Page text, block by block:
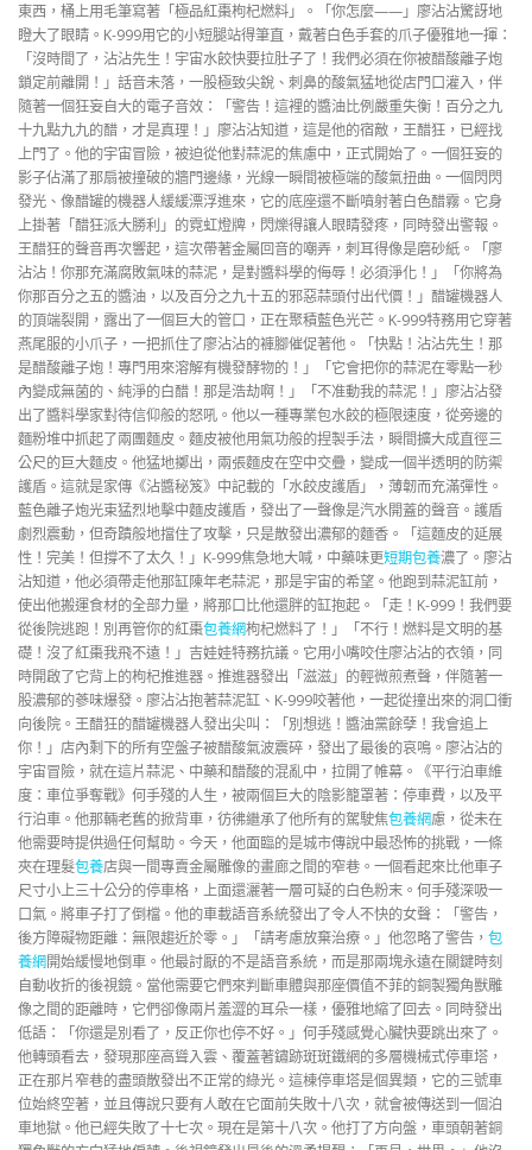
東西，桶上用毛筆寫著「極品紅棗枸杞燃料」。「你怎麼——」廖沾沾驚訝地
瞪大了眼睛。K-999用它的小短腿站得筆直，戴著白色手套的爪子優雅地一揮：
「沒時間了，沾沾先生！宇宙水餃快要拉肚子了！我們必須在你被醋酸離子炮
鎖定前離開！」話音未落，一股極致尖銳、刺鼻的酸氣猛地從店門口灌入，伴
隨著一個狂妄自大的電子音效：「警告！這裡的醬油比例嚴重失衡！百分之九
十九點九九的醋，才是真理！」廖沾沾知道，這是他的宿敵，王醋狂，已經找
上門了。他的宇宙冒險，被迫從他對蒜泥的焦慮中，正式開始了。一個狂妄的
影子佔滿了那扇被撞破的牆門邊緣，光線一瞬間被極端的酸氣扭曲。一個閃閃
發光、像醋罐的機器人緩緩漂浮進來，它的底座還不斷噴射著白色醋霧。它身
上掛著「醋狂派大勝利」的霓虹燈牌，閃爍得讓人眼睛發疼，同時發出警報。
王醋狂的聲音再次響起，這次帶著金屬回音的嘲弄，刺耳得像是磨砂紙。「廖
沾沾！你那充滿腐敗氣味的蒜泥，是對醬料學的侮辱！必須淨化！」「你將為
你那百分之五的醬油，以及百分之九十五的邪惡蒜頭付出代價！」醋罐機器人
的頂端裂開，露出了一個巨大的管口，正在聚積藍色光芒。K-999特務用它穿著
燕尾服的小爪子，一把抓住了廖沾沾的褲腳催促著他。「快點！沾沾先生！那
是醋酸離子炮！專門用來溶解有機發酵物的！」「它會把你的蒜泥在零點一秒
內變成無菌的、純淨的白醋！那是浩劫啊！」「不准動我的蒜泥！」廖沾沾發
出了醬料學家對待信仰般的怒吼。他以一種專業包水餃的極限速度，從旁邊的
麵粉堆中抓起了兩團麵皮。麵皮被他用氣功般的捏製手法，瞬間擴大成直徑三
公尺的巨大麵皮。他猛地擲出，兩張麵皮在空中交疊，變成一個半透明的防禦
護盾。這就是家傳《沾醬秘笈》中記載的「水餃皮護盾」，薄韌而充滿彈性。
藍色離子炮光束猛烈地擊中麵皮護盾，發出了一聲像是汽水開蓋的聲音。護盾
劇烈震動，但奇蹟般地擋住了攻擊，只是散發出濃郁的麵香。「這麵皮的延展
性！完美！但撐不了太久！」K-999焦急地大喊，中藥味更短期包養濃了。廖沾
沾知道，他必須帶走他那缸陳年老蒜泥，那是宇宙的希望。他跑到蒜泥缸前，
使出他搬運食材的全部力量，將那口比他還胖的缸抱起。「走！K-999！我們要
從後院逃跑！別再管你的紅棗包養網枸杞燃料了！」「不行！燃料是文明的基
礎！沒了紅棗我飛不遠！」吉娃娃特務抗議。它用小嘴咬住廖沾沾的衣領，同
時開啟了它背上的枸杞推進器。推進器發出「滋滋」的輕微煎煮聲，伴隨著一
股濃郁的蔘味爆發。廖沾沾抱著蒜泥缸、K-999咬著他，一起從撞出來的洞口衝
向後院。王醋狂的醋罐機器人發出尖叫：「別想逃！醬油黨餘孽！我會追上
你！」店內剩下的所有空盤子被醋酸氣波震碎，發出了最後的哀鳴。廖沾沾的
宇宙冒險，就在這片蒜泥、中藥和醋酸的混亂中，拉開了帷幕。《平行泊車維
度：車位爭奪戰》何手殘的人生，被兩個巨大的陰影籠罩著：停車費，以及平
行泊車。他那輛老舊的掀背車，彷彿繼承了他所有的駕駛焦包養網慮，從未在
他需要時提供過任何幫助。今天，他面臨的是城市傳說中最恐怖的挑戰，一條
夾在理髮包養店與一間專賣金屬雕像的畫廊之間的窄巷。一個看起來比他車子
尺寸小上三十公分的停車格，上面還灑著一層可疑的白色粉末。何手殘深吸一
口氣。將車子打了倒檔。他的車載語音系統發出了令人不快的女聲：「警告，
後方障礙物距離：無限趨近於零。」「請考慮放棄治療。」他忽略了警告， 包
養網開始緩慢地倒車。他最討厭的不是語音系統，而是那兩塊永遠在關鍵時刻
自動收折的後視鏡。當他需要它們來判斷車體與那座價值不菲的銅製獨角獸雕
像之間的距離時，它們卻像兩片羞澀的耳朵一樣，優雅地縮了回去。同時發出
低語：「你還是別看了，反正你也停不好。」何手殘感覺心臟快要跳出來了。
他轉頭看去，發現那座高聳入雲、覆蓋著鏽跡斑斑鐵網的多層機械式停車塔，
正在那片窄巷的盡頭散發出不正常的綠光。這棟停車塔是個異類，它的三號車
位始終空著，並且傳說只要有人敢在它面前失敗十八次，就會被傳送到一個泊
車地獄。他已經失敗了十七次。現在是第十八次。他打了方向盤，車頭朝著銅